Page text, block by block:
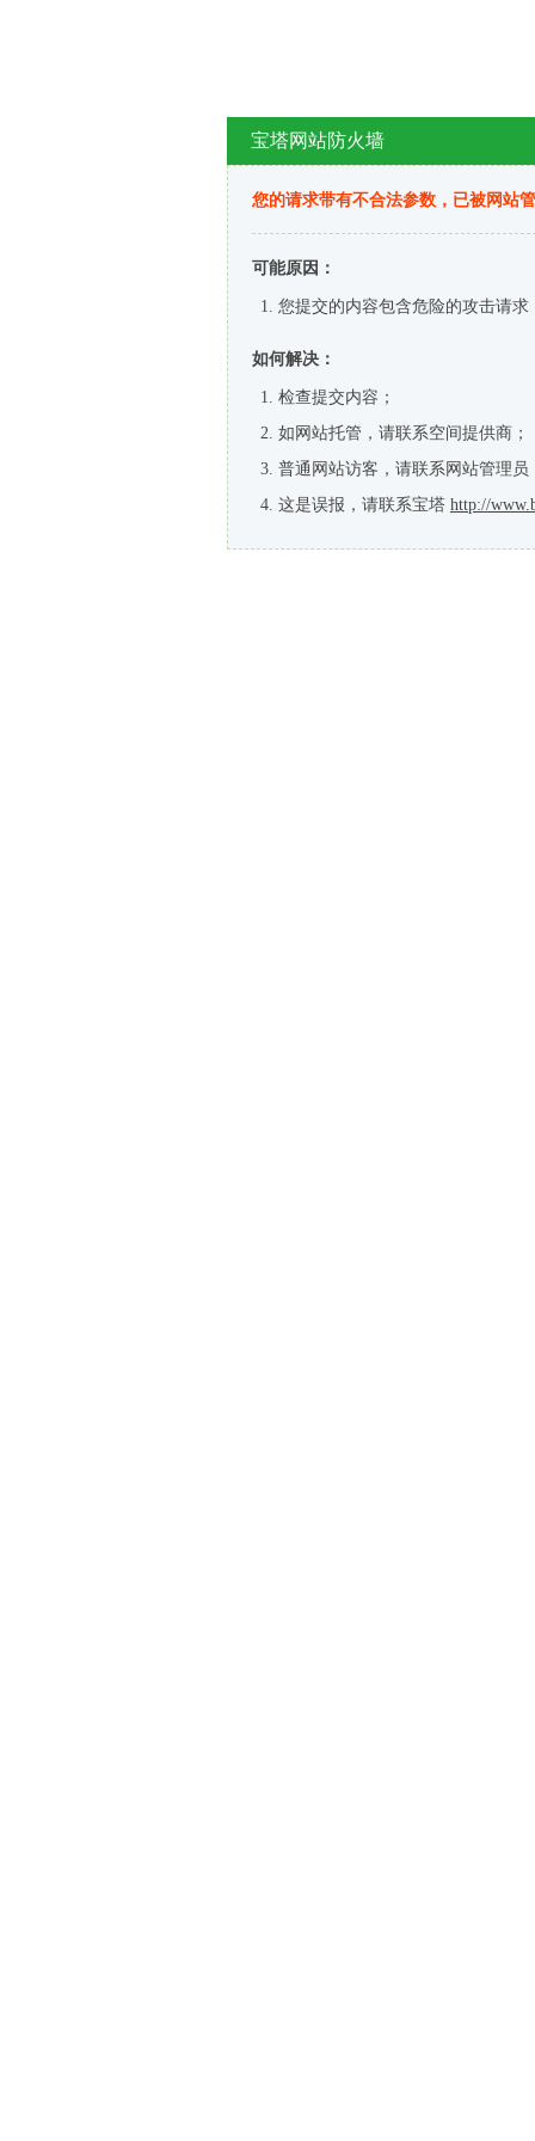
宝塔网站防火墙
您的请求带有不合法参数，已被网站
可能原因：
您提交的内容包含危险的攻击请求
如何解决：
检查提交内容；
如网站托管，请联系空间提供商；
普通网站访客，请联系网站管理员
这是误报，请联系宝塔 http://